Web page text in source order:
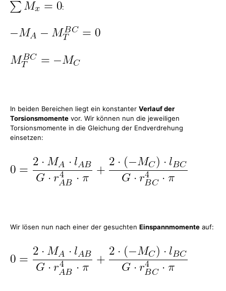
:
In beiden Bereichen liegt ein konstanter Verlauf der
Torsionsmomente vor. Wir können nun die jeweiligen
Torsionsmomente in die Gleichung der Endverdrehung
einsetzen:
Wir lösen nun nach einer der gesuchten Einspannmomente auf: